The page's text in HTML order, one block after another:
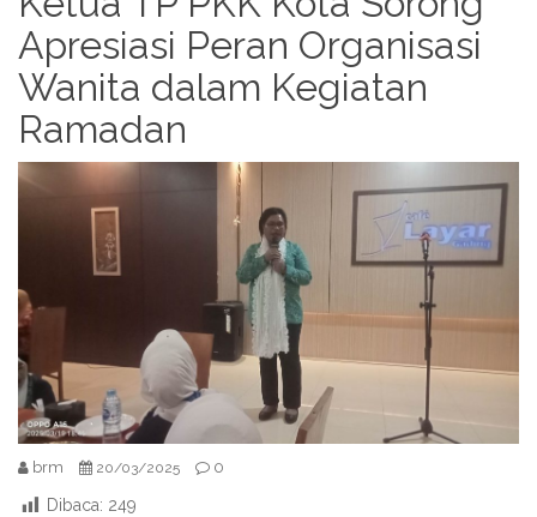
Apresiasi Peran Organisasi
Wanita dalam Kegiatan
Ramadan
brm 20/03/2025 0
Dibaca: 249